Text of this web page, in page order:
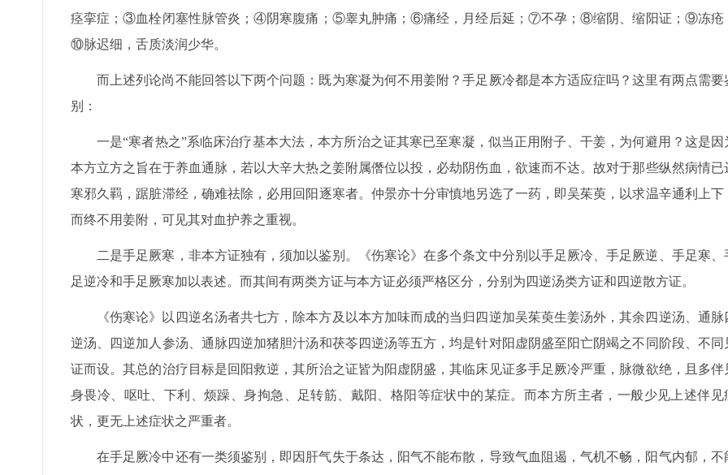
痉挛症；③血栓闭塞性脉管炎；④阴寒腹痛；⑤睾丸肿痛；⑥痛经，月经后延；⑦不孕；⑧缩阴、缩阳证；⑨冻疮
⑩脉迟细，舌质淡润少华。
而上述列论尚不能回答以下两个问题：既为寒凝为何不用姜附？手足厥冷都是本方适应症吗？这里有两点需要
别：
一是“寒者热之”系临床治疗基本大法，本方所治之证其寒已至寒凝，似当正用附子、干姜，为何避用？这是因
本方立方之旨在于养血通脉，若以大辛大热之姜附属僭位以投，必劫阴伤血，欲速而不达。故对于那些纵然病情已
寒邪久羁，踞脏滞经，确难祛除，必用回阳逐寒者。仲景亦十分审慎地另选了一药，即吴茱萸，以求温辛通利上下
而终不用姜附，可见其对血护养之重视。
二是手足厥寒，非本方证独有，须加以鉴别。《伤寒论》在多个条文中分别以手足厥冷、手足厥逆、手足寒、
足逆冷和手足厥寒加以表述。而其间有两类方证与本方证必须严格区分，分别为四逆汤类方证和四逆散方证。
《伤寒论》以四逆名汤者共七方，除本方及以本方加味而成的当归四逆加吴茱萸生姜汤外，其余四逆汤、通脉
逆汤、四逆加人参汤、通脉四逆加猪胆汁汤和茯苓四逆汤等五方，均是针对阳虚阴盛至阳亡阴竭之不同阶段、不同
证而设。其总的治疗目标是回阳救逆，其所治之证皆为阳虚阴盛，其临床见证多手足厥冷严重，脉微欲绝，且多伴
身畏冷、呕吐、下利、烦躁、身拘急、足转筋、戴阳、格阳等症状中的某症。而本方所主者，一般少见上述伴见
状，更无上述症状之严重者。
在手足厥冷中还有一类须鉴别，即因肝气失于条达，阳气不能布散，导致气血阻遏，气机不畅，阳气内郁，不